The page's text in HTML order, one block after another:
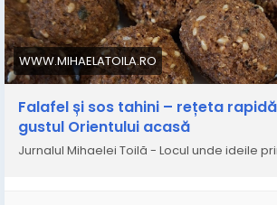
WWW.MIHAELATOILA.RO
Falafel și sos tahini – rețeta
gustul Orientului acasă
Jurnalul Mihaelei Toilă - Locul unde ideile